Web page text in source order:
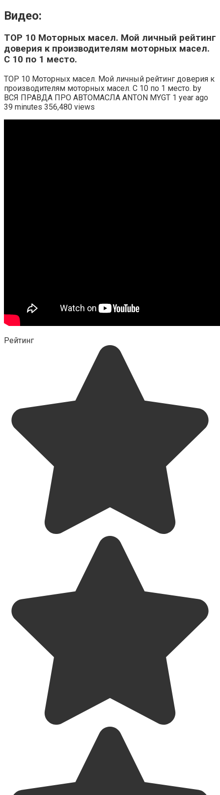
Видео:
TOP 10 Моторных масел. Мой личный рейтинг
доверия к производителям моторных масел.
С 10 по 1 место.
TOP 10 Моторных масел. Мой личный рейтинг доверия к
производителям моторных масел. С 10 по 1 место. by
ВСЯ ПРАВДА ПРО АВТОМАСЛА ANTON MYGT 1 year ago
39 minutes 356,480 views
Рейтинг